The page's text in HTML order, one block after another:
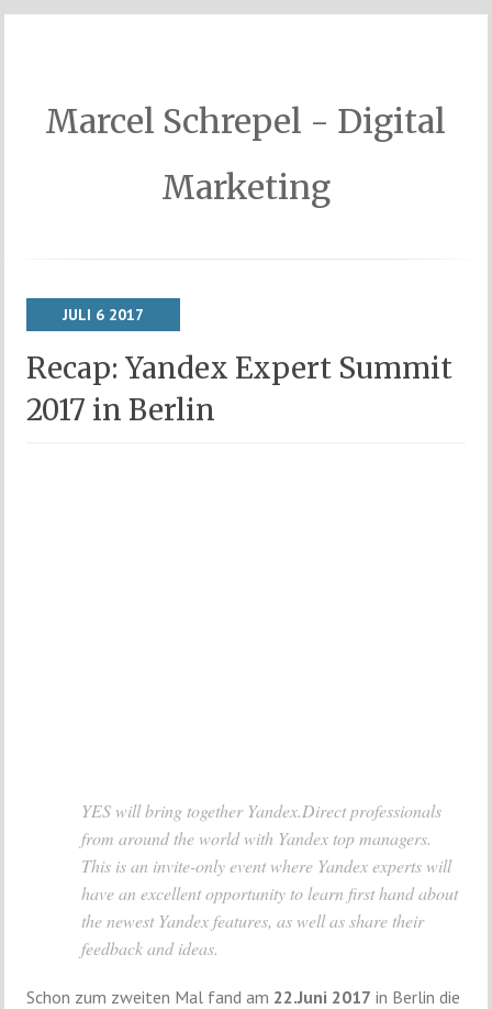
Marcel Schrepel - Digital
Marketing
JULI 6 2017
Recap: Yandex Expert Summit
2017 in Berlin
YES will bring together Yandex.Direct professionals
from around the world with Yandex top managers.
This is an invite-only event where Yandex experts will
have an excellent opportunity to learn first hand about
the newest Yandex features, as well as share their
feedback and ideas.
Schon zum zweiten Mal fand am 22.Juni 2017 in Berlin die